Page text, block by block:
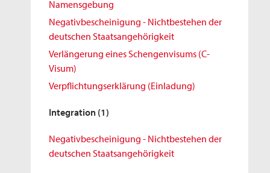
Namensgebung
Negativbescheinigung - Nichtbestehen der
deutschen Staatsangehörigkeit
Verlängerung eines Schengenvisums (C-
Visum)
Verpflichtungserklärung (Einladung)
Integration (1)
Negativbescheinigung - Nichtbestehen der
deutschen Staatsangehörigkeit